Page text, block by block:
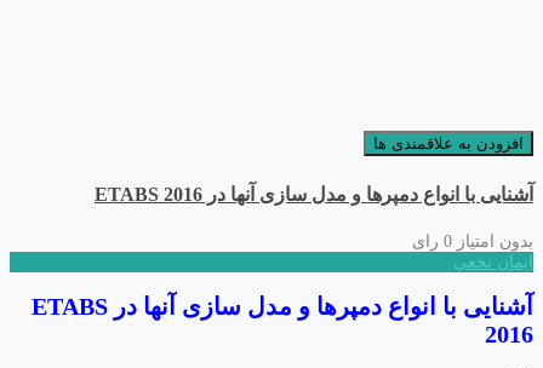
افزودن به علاقمندی ها
آشنایی با انواع دمپرها و مدل سازی آنها در ETABS 2016
بدون امتیاز 0 رای
ایمان نخعی
آشنایی با انواع دمپرها و مدل سازی آنها در ETABS
2016